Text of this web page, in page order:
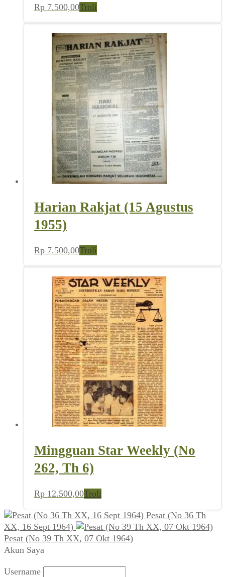
Rp 7.500,00Troli
Harian Rakjat (15 Agustus
1955)
Rp 7.500,00Troli
Mingguan Star Weekly (No
262, Th 6)
Rp 12.500,00Troli
Pesat (No 36 Th
XX, 16 Sept 1964)
Pesat (No 39 Th XX, 07 Okt 1964)
Akun Saya
Username